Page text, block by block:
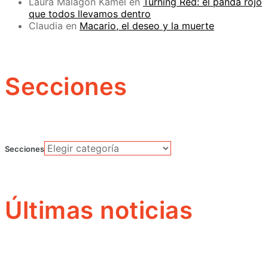
que todos llevamos dentro
Claudia en Macario, el deseo y la muerte
Secciones
Secciones
Últimas noticias